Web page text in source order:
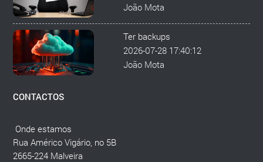
João Mota
Ter backups
2026-07-28 17:40:12
João Mota
CONTACTOS
Onde estamos
Rua Américo Vigário, no 5B
2665-224 Malveira